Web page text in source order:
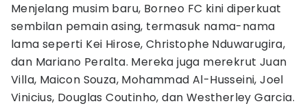
Menjelang musim baru, Borneo FC kini diperkuat
sembilan pemain asing, termasuk nama-nama
lama seperti Kei Hirose, Christophe Nduwarugira,
dan Mariano Peralta. Mereka juga merekrut Juan
Villa, Maicon Souza, Mohammad Al-Husseini, Joel
Vinicius, Douglas Coutinho, dan Westherley Garcia.